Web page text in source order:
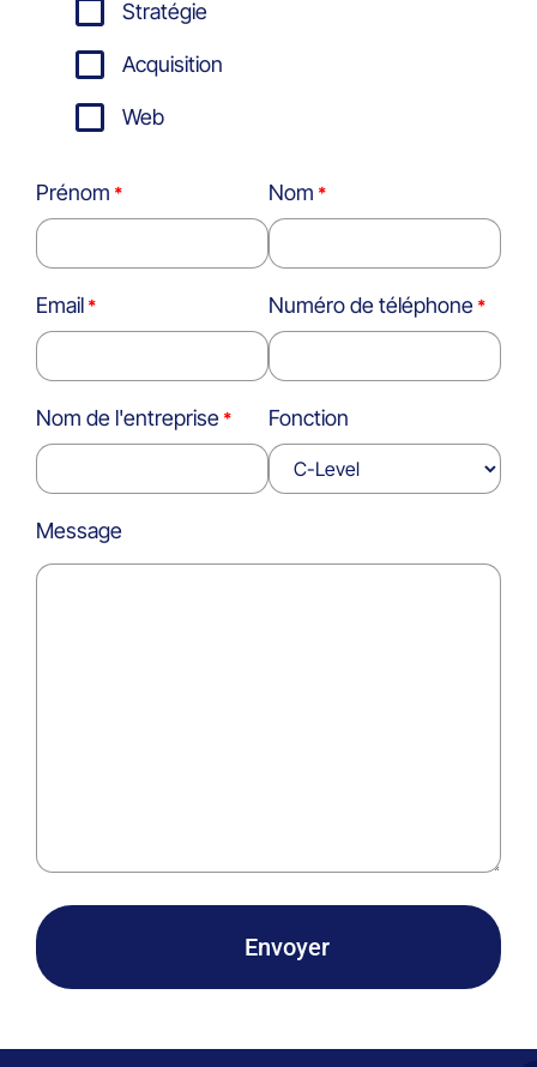
Stratégie
Acquisition
Web
Prénom Nom
Email Numéro de téléphone
Nom de l'entreprise Fonction
Message
Envoyer